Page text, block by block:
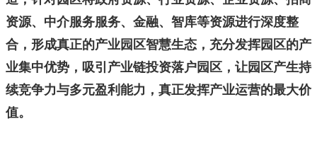
资源、中介服务服务、金融、智库等资源进行深度整
合，形成真正的产业园区智慧生态，充分发挥园区的产
业集中优势，吸引产业链投资落户园区，让园区产生持
续竞争力与多元盈利能力，真正发挥产业运营的最大价
值。